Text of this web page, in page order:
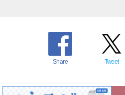
Share Tweet